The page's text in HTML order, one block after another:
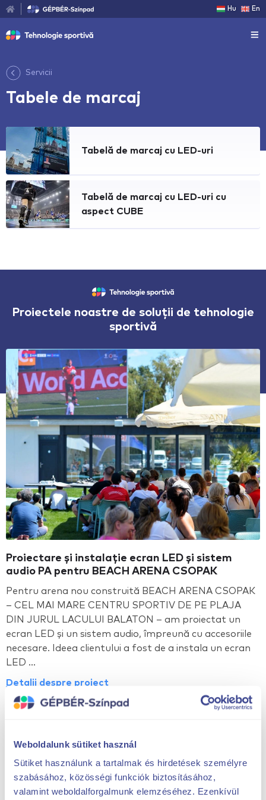
Weboldalunk sütiket használ
Sütiket használunk a tartalmak és hirdetések személyre
szabásához, közösségi funkciók biztosításához,
valamint weboldalforgalmunk elemzéséhez. Ezenkívül
Hu En
Servicii
Tabele de marcaj
Tabelă de marcaj cu LED-uri
Tabelă de marcaj cu LED-uri cu
aspect CUBE
Proiectele noastre de soluții de tehnologie
sportivă
Proiectare și instalație ecran LED și sistem
audio PA pentru BEACH ARENA CSOPAK
Pentru arena nou construită BEACH ARENA CSOPAK
– CEL MAI MARE CENTRU SPORTIV DE PE PLAJA
DIN JURUL LACULUI BALATON – am proiectat un
ecran LED și un sistem audio, împreună cu accesoriile
necesare. Ideea clientului a fost de a instala un ecran
LED ...
Detalii despre proiect